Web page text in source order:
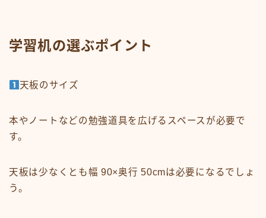
学習机の選ぶポイント
天板のサイズ
本やノートなどの勉強道具を広げるスペースが必要で
す。
天板は少なくとも幅 90×奥行 50cmは必要になるでしょ
う。